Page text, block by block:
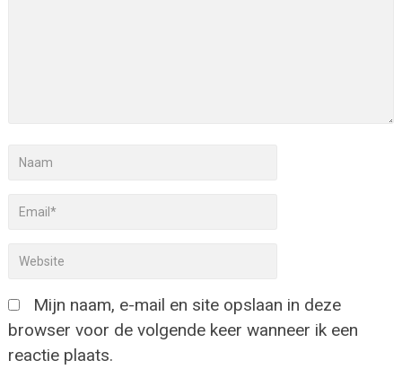
Mijn naam, e-mail en site opslaan in deze
browser voor de volgende keer wanneer ik een
reactie plaats.